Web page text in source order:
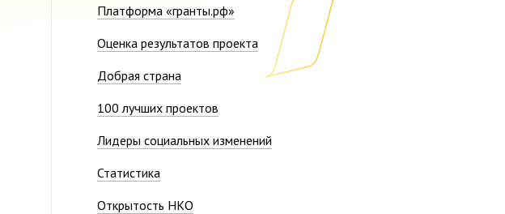
Платформа «гранты.рф»
Оценка результатов проекта
Добрая страна
100 лучших проектов
Лидеры социальных изменений
Статистика
Открытость НКО